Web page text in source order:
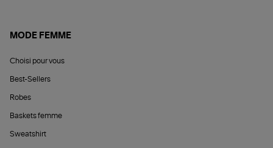
MODE FEMME
Choisi pour vous
Best-Sellers
Robes
Baskets femme
Sweatshirt